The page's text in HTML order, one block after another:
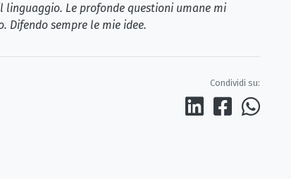
Le profonde questioni umane mi
Difendo sempre le mie idee.
Condividi su: